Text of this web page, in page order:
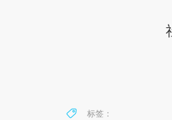
标签：